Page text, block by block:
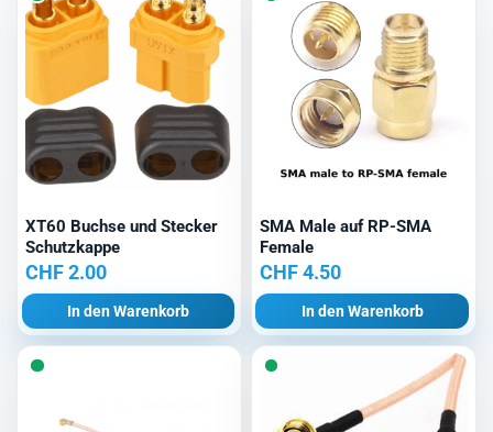
XT60 Buchse und Stecker
Schutzkappe
CHF2.00
In den Warenkorb
SMA Male auf RP-SMA
Female
CHF4.50
In den Warenkorb